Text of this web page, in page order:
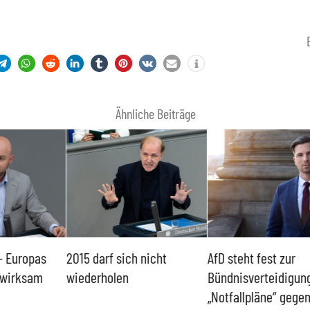
Ähnliche Beiträge
2015 darf sich nicht
wiederholen
AfD steht fest zur
Bündnisverteidigung –
„Notfallpläne“ gegen AfD-